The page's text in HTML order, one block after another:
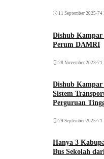
11 September 2025 •74
Dishub
Perum DAMRI
28 November 2023 •71
Dishub Kampar
Sistem
Perguruan
29 September 2025 •71
Hanya 3
Bus Sekolah